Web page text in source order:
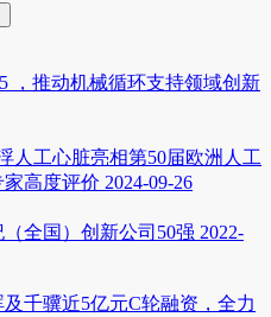
，推动机械循环支持领域创新
人工心脏亮相第50届欧洲人工
高度评价 2024-09-26
全国）创新公司50强 2022-
千骥近5亿元C轮融资，全力